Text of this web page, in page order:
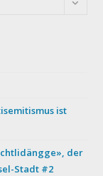
ist
der
Stadt #2